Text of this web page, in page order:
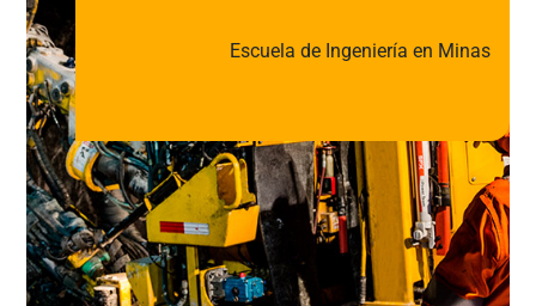
Escuela de Ingeniería en Minas